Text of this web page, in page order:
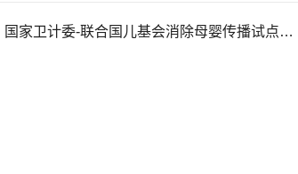
国家卫计委-联合国儿基会消除母婴传播试点项目在杭开展现场调研